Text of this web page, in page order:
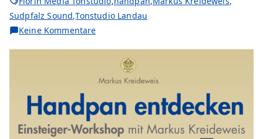
Sudpfalz Sound,Tonstudio Landau
Keine Kommentarezu
entdecken
Workshop
in
Landau